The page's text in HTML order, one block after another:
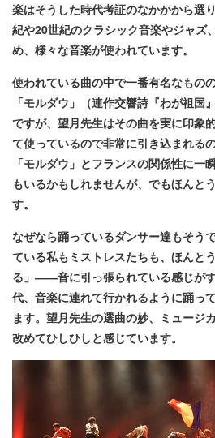
楽はそうした時代考証のなかかから選
紀や20世紀のクラシック音楽やジャズ
め、様々な音楽が使われています。
使われている曲の中で一番有名なもの
「モルダウ」（連作交響詩『わが祖国
ですが、望月先生はその曲を実に印象
て使っているので非常に引き込まれる
「モルダウ」とフランスの関係性に一
もいるかもしれませんが、でもほんと
す。
なぜなら踊っているダンサー達もそう
ている私もミストレスたちも、ほんと
る」――音に引っ張られている感じが
代、音楽に連れて行かれるように踊っ
ます。望月先生の選曲の妙、ミュージ
改めてひしひしと感じています。